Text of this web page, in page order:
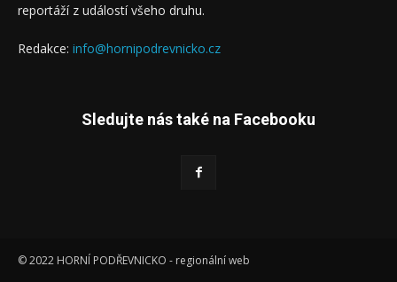
reportáží z událostí všeho druhu.
Redakce: info@hornipodrevnicko.cz
Sledujte nás také na Facebooku
© 2022 HORNÍ PODŘEVNICKO - regionální web